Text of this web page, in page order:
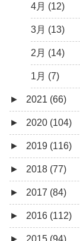
1月 (10)
4月 (12)
3月 (13)
2月 (14)
1月 (7)
► 2021 (66)
12月 (4)
11月 (8)
10月 (1)
8月 (2)
7月 (4)
6月 (6)
► 2020 (104)
12月 (7)
11月 (10)
10月 (8)
9月 (5)
8月 (9)
► 2019 (116)
12月 (9)
11月 (11)
10月 (9)
9月 (16)
► 2018 (77)
12月 (6)
11月 (4)
10月 (8)
► 2017 (84)
12月 (5)
11月 (3)
► 2016 (112)
12月 (5)
► 2015 (94)